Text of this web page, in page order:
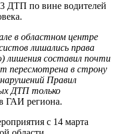
ДТП по вине водителей
в областном центре
лишались права
лишения составил почти
пересмотрена в строну
Правил
ДТП только
ГАИ региона.
с 14 марта